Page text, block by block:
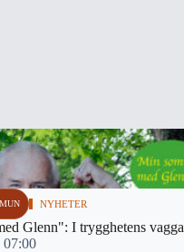
NYHETER
Glenn": I trygghetens vagga
07:00